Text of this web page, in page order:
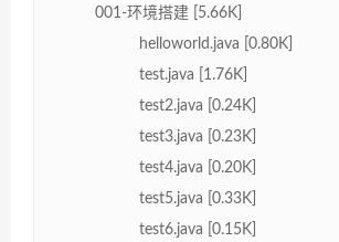
001-环境搭建 [5.66K]
helloworld.java [0.80K]
test.java [1.76K]
test2.java [0.24K]
test3.java [0.23K]
test4.java [0.20K]
test5.java [0.33K]
test6.java [0.15K]